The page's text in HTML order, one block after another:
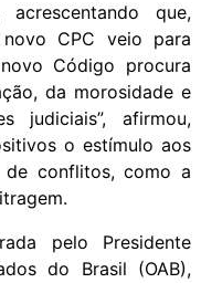
acrescentando que,
CPC veio para
Código procura
da morosidade e
judiciais”, afirmou,
o estímulo aos
de conflitos, como a
pelo Presidente
do Brasil (OAB),